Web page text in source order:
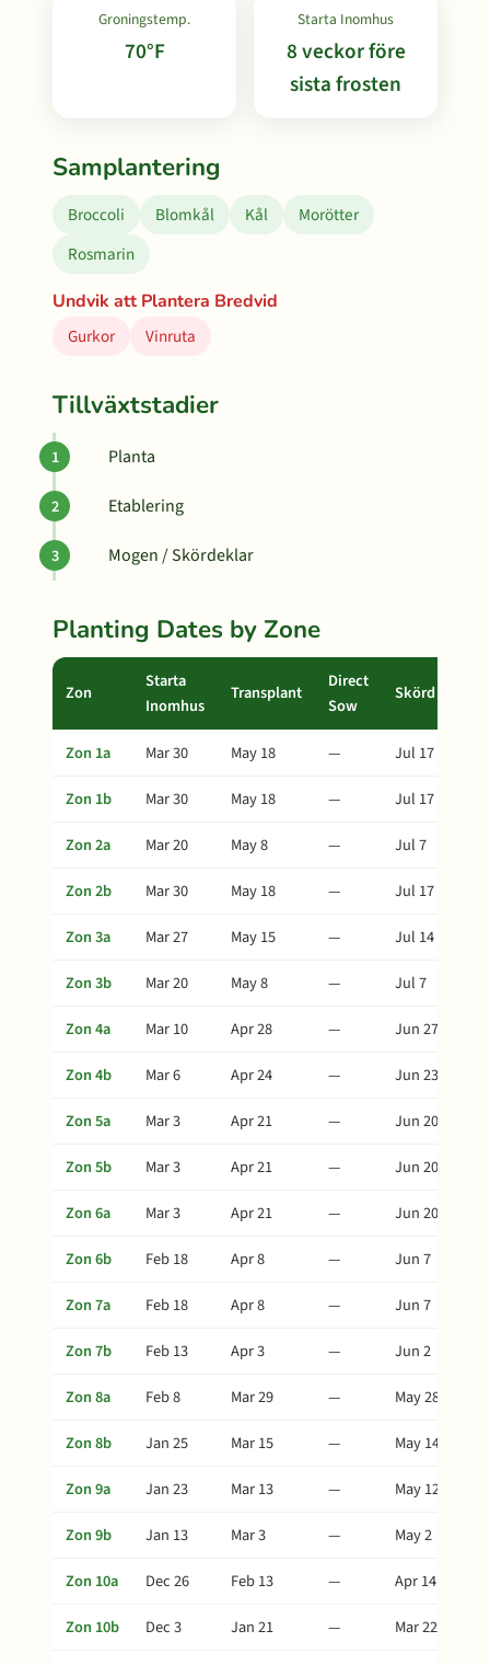
Groningstemp.
70°F
Starta Inomhus
8 veckor före
sista frosten
Samplantering
Broccoli Blomkål Kål
Morötter
Rosmarin
Undvik att Plantera Bredvid
Gurkor
Vinruta
Tillväxtstadier
Planta
Etablering
Mogen / Skördeklar
Planting Dates by Zone
Zon
Starta
Inomhus
Transplant
Direct
Sow
Skörd
Zon 1a Mar 30 May 18 —
Jul 17
Zon 1b
Mar 30 May 18 —
Jul 17
Zon 2a
Mar 20 May 8 —
Jul 7
Zon 2b
Mar 30 May 18 —
Jul 17
Zon 3a
Mar 27 May 15 —
Jul 14
Zon 3b
Mar 20 May 8 —
Jul 7
Zon 4a
Mar 10 Apr 28 —
Jun 27
Zon 4b
Mar 6 Apr 24 —
Jun 23
Zon 5a
Mar 3 Apr 21 —
Jun 20
Zon 5b
Mar 3 Apr 21 —
Jun 20
Zon 6a
Mar 3 Apr 21 —
Jun 20
Zon 6b
Feb 18 Apr 8 —
Jun 7
Zon 7a
Feb 18 Apr 8 —
Jun 7
Zon 7b
Feb 13 Apr 3 —
Jun 2
Zon 8a
Feb 8 Mar 29 —
May 28
Zon 8b
Jan 25 Mar 15 —
May 14
Zon 9a
Jan 23 Mar 13 —
May 12
Zon 9b
Jan 13 Mar 3 —
May 2
Zon 10a
Dec 26 Feb 13 —
Apr 14
Zon 10b
Dec 3 Jan 21 —
Mar 22